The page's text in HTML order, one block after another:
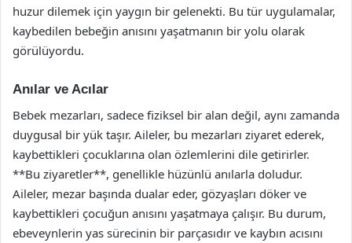
huzur dilemek için yaygın bir gelenekti. Bu tür uygulamalar,
kaybedilen bebeğin anısını yaşatmanın bir yolu olarak
görülüyordu.
Anılar ve Acılar
Bebek mezarları, sadece fiziksel bir alan değil, aynı zamanda
duygusal bir yük taşır. Aileler, bu mezarları ziyaret ederek,
kaybettikleri çocuklarına olan özlemlerini dile getirirler.
**Bu ziyaretler**, genellikle hüzünlü anılarla doludur.
Aileler, mezar başında dualar eder, gözyaşları döker ve
kaybettikleri çocuğun anısını yaşatmaya çalışır. Bu durum,
ebeveynlerin yas sürecinin bir parçasıdır ve kaybın acısını